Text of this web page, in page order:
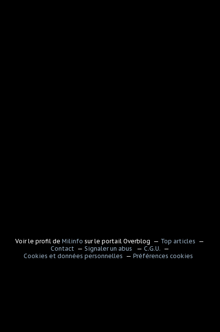
Voir le profil deMilinfo sur le portail Overblog
Top articles
Contact
Signaler un abus
C.G.U.
Cookies et données personnelles
Préférences cookies